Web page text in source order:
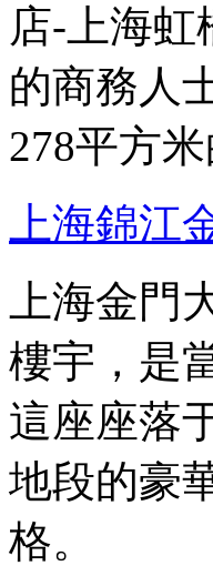
店-上海
的商務人
278平方米
上海錦江
上海金
樓宇，是
這座座落
地段的豪
格。